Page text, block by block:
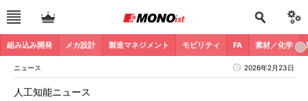
組み込み開発 メカ設計 製造マネジメント モビリティ FA 素材／化学
ニュース 2026年2月23日
人工知能ニュース